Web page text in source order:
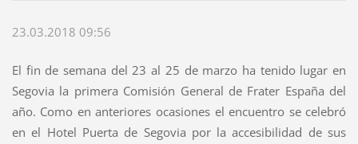
23.03.2018 09:56
El fin de semana del 23 al 25 de marzo ha tenido lugar en
Segovia la primera Comisión General de Frater España del
año. Como en anteriores ocasiones el encuentro se celebró
en el Hotel Puerta de Segovia por la accesibilidad de sus